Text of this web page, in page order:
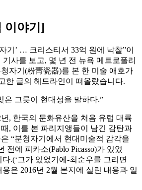
이야기]
기’ … 크리스티서 33억 원에 낙찰”이
사를 보고, 몇 년 전 뉴욕 메트로폴리
자기(粉靑瓷器)를 본 한 미술 애호가
한 글의 헤드라인이 떠올랐습니다.
은 그릇이 현대성을 말하다.”
, 한국의 문화유산을 처음 유럽 대륙
, 이를 본 파리지앵들이 남긴 감탄과
“분청자기에서 현대미술적 감각을
전에 피카소(Pablo Picasso)가 있었
.(‘그가 있었기에-최순우를 그리면
용은 2016년 2월 본지에 실린 내용과 일